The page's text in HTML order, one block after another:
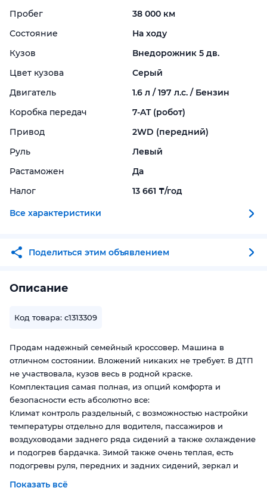
Пробег
38 000 км
Состояние
На ходу
Кузов
Внедорожник 5 дв.
Цвет кузова
Серый
Двигатель
1.6 л / 197 л.с. / Бензин
Коробка передач
7-AT (робот)
Привод
2WD (передний)
Руль
Левый
Растаможен
Да
Налог
13 661 ₸/год
Все характеристики
Поделиться этим объявлением
Описание
Код товара: c1313309
Продам надежный семейный кроссовер. Машина в
отличном состоянии. Вложений никаких не требует. В ДТП
не участвовала, кузов весь в родной краске.
Комплектация самая полная, из опций комфорта и
безопасности есть абсолютно все:
Климат контроль раздельный, с возможностью настройки
температуры отдельно для водителя, пассажиров и
воздуховодами заднего ряда сидений а также охлаждение
и подогрев бардачка. Зимой также очень теплая, есть
подогревы руля, передних и задних сидений, зеркал и
Показать всё